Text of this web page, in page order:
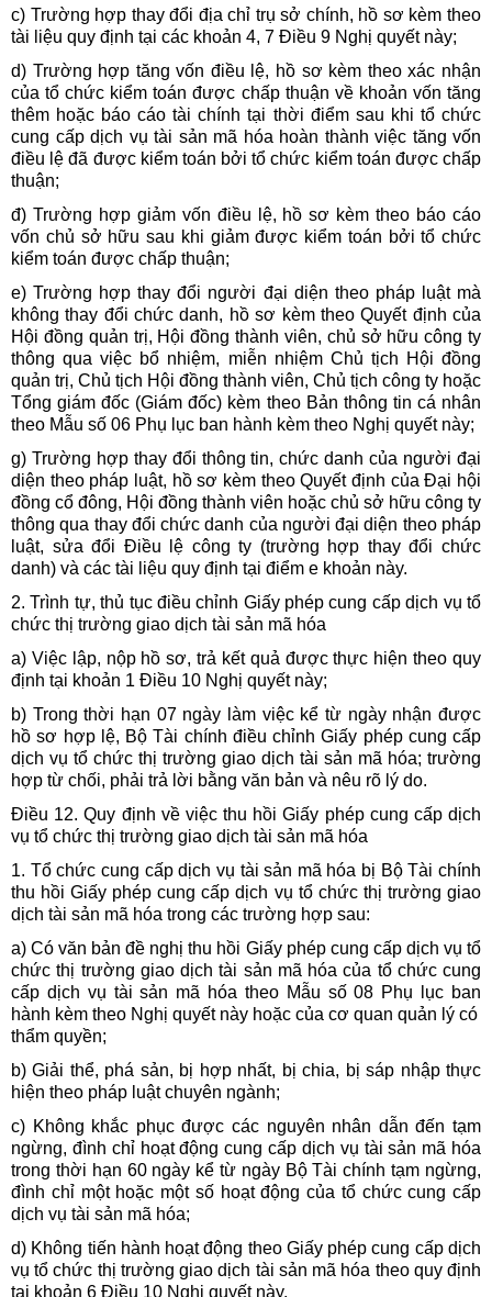
c) Trường hợp thay đổi địa chỉ trụ sở chính, hồ sơ kèm theo
tài liệu quy định tại các khoản 4, 7 Điều 9 Nghị quyết này;
d) Trường hợp tăng vốn điều lệ, hồ sơ kèm theo xác nhận
của tổ chức kiểm toán được chấp thuận về khoản vốn tăng
thêm hoặc báo cáo tài chính tại thời điểm sau khi tổ chức
cung cấp dịch vụ tài sản mã hóa hoàn thành việc tăng vốn
điều lệ đã được kiểm toán bởi tổ chức kiểm toán được chấp
thuận;
đ) Trường hợp giảm vốn điều lệ, hồ sơ kèm theo báo cáo
vốn chủ sở hữu sau khi giảm được kiểm toán bởi tổ chức
kiểm toán được chấp thuận;
e) Trường hợp thay đổi người đại diện theo pháp luật mà
không thay đổi chức danh, hồ sơ kèm theo Quyết định của
Hội đồng quản trị, Hội đồng thành viên, chủ sở hữu công ty
thông qua việc bổ nhiệm, miễn nhiệm Chủ tịch Hội đồng
quản trị, Chủ tịch Hội đồng thành viên, Chủ tịch công ty hoặc
Tổng giám đốc (Giám đốc) kèm theo Bản thông tin cá nhân
theo Mẫu số 06 Phụ lục ban hành kèm theo Nghị quyết này;
g) Trường hợp thay đổi thông tin, chức danh của người đại
diện theo pháp luật, hồ sơ kèm theo Quyết định của Đại hội
đồng cổ đông, Hội đồng thành viên hoặc chủ sở hữu công ty
thông qua thay đổi chức danh của người đại diện theo pháp
luật, sửa đổi Điều lệ công ty (trường hợp thay đổi chức
danh) và các tài liệu quy định tại điểm e khoản này.
2. Trình tự, thủ tục điều chỉnh Giấy phép cung cấp dịch vụ tổ
chức thị trường giao dịch tài sản mã hóa
a) Việc lập, nộp hồ sơ, trả kết quả được thực hiện theo quy
định tại khoản 1 Điều 10 Nghị quyết này;
b) Trong thời hạn 07 ngày làm việc kể từ ngày nhận được
hồ sơ hợp lệ, Bộ Tài chính điều chỉnh Giấy phép cung cấp
dịch vụ tổ chức thị trường giao dịch tài sản mã hóa; trường
hợp từ chối, phải trả lời bằng văn bản và nêu rõ lý do.
Điều 12. Quy định về việc thu hồi Giấy phép cung cấp dịch
vụ tổ chức thị trường giao dịch tài sản mã hóa
1. Tổ chức cung cấp dịch vụ tài sản mã hóa bị Bộ Tài chính
thu hồi Giấy phép cung cấp dịch vụ tổ chức thị trường giao
dịch tài sản mã hóa trong các trường hợp sau:
a) Có văn bản đề nghị thu hồi Giấy phép cung cấp dịch vụ tổ
chức thị trường giao dịch tài sản mã hóa của tổ chức cung
cấp dịch vụ tài sản mã hóa theo Mẫu số 08 Phụ lục ban
hành kèm theo Nghị quyết này hoặc của cơ quan quản lý có
thẩm quyền;
b) Giải thể, phá sản, bị hợp nhất, bị chia, bị sáp nhập thực
hiện theo pháp luật chuyên ngành;
c) Không khắc phục được các nguyên nhân dẫn đến tạm
ngừng, đình chỉ hoạt động cung cấp dịch vụ tài sản mã hóa
trong thời hạn 60 ngày kể từ ngày Bộ Tài chính tạm ngừng,
đình chỉ một hoặc một số hoạt động của tổ chức cung cấp
dịch vụ tài sản mã hóa;
d) Không tiến hành hoạt động theo Giấy phép cung cấp dịch
vụ tổ chức thị trường giao dịch tài sản mã hóa theo quy định
tại khoản 6 Điều 10 Nghị quyết này.